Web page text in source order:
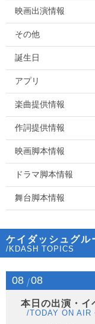
映画出演情報
その他
誕生日
アプリ
楽曲提供情報
作詞提供情報
映画脚本情報
ドラマ脚本情報
舞台脚本情報
ケイダッシュグル
/KDASH TOPICS
08 08
本日の出演・イ
/TODAY ON AIR